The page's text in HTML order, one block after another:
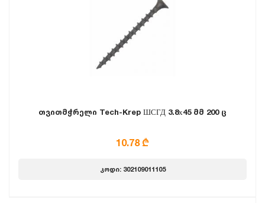
თვითმჭრელი Tech-Krep ШСГД 3.8х45 მმ 200 ც
10.78 ₾
კოდი: 302109011105